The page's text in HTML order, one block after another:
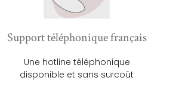
Support téléphonique français
Une hotline téléphonique
disponible et sans surcoût